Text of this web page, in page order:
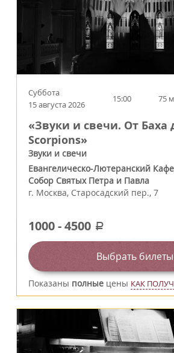
Суббота
15 августа 2026
15:00 75
«Звуки и свечи. От Баха
Scorpions»
Звуки и свечи
Евангелическо-Лютеранский
Собор Святых Петра и Павла
г. Москва, Старосадский пер., 7
1000-4500 a
Выбрать билеты
Показаны полные цены КАК